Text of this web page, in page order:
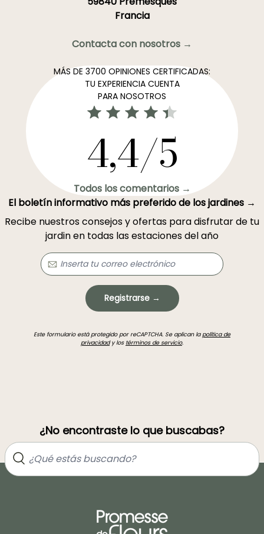
Francia
Contacta con nosotros →
MÁS DE 3700 OPINIONES CERTIFICADAS:
TU EXPERIENCIA CUENTA
PARA NOSOTROS
4,4/5
Todos los comentarios →
El boletín informativo más preferido de los jardines →
Recibe nuestros consejos y ofertas para disfrutar de tu
jardin en todas las estaciones del año
Registrarse →
Este formulario está protegido por reCAPTCHA. Se aplican lapolítica de
privacidady los términos de servicio.
¿No encontraste lo que buscabas?